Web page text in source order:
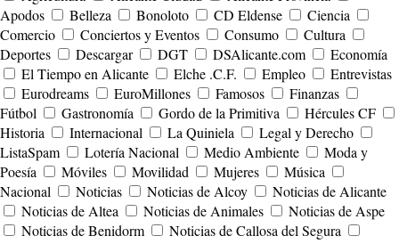
Apodos
Belleza Bonoloto CD Eldense
Ciencia
Comercio
Conciertos y Eventos Consumo
Cultura
Deportes
Descargar DGT DSAlicante.com
Economía
El Tiempo en Alicante
Elche .C.F. Empleo
Entrevistas
Eurodreams
EuroMillones Famosos
Finanzas
Fútbol
Gastronomía Gordo de la Primitiva
Hércules CF
Historia
Internacional La Quiniela
Legal y Derecho
ListaSpam
Lotería Nacional Medio Ambiente
Moda y
Poesía
Móviles Movilidad Mujeres
Música
Nacional
Noticias Noticias de Alcoy
Noticias de Alicante
Noticias de Altea
Noticias de Animales
Noticias de Aspe
Noticias de Benidorm
Noticias de Callosa del Segura